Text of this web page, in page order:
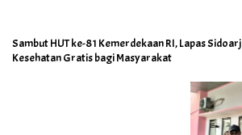
Sambut HUT ke-81 Kemerdekaan RI, Lapas
Kesehatan Gratis bagi Masyarakat